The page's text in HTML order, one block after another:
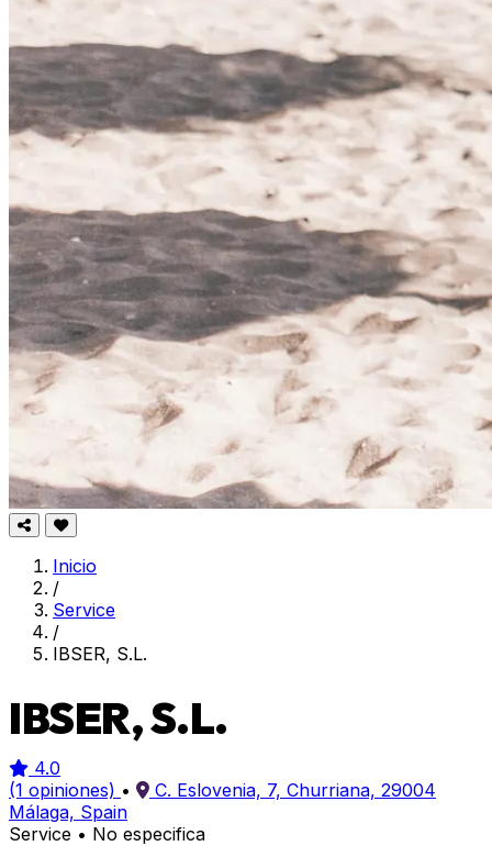
Inicio
/
Service
/
IBSER, S.L.
IBSER, S.L.
4.0
(1 opiniones) •
C. Eslovenia, 7, Churriana, 29004
Málaga, Spain
Service • No especifica